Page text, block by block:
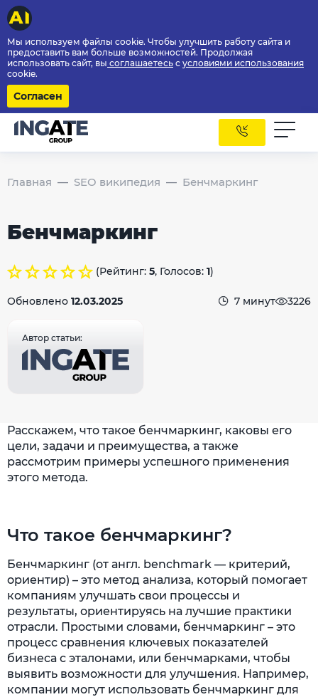
Мы используем файлы cookie. Чтобы улучшить работу сайта и
предоставить вам больше возможностей. Продолжая
использовать сайт, вы соглашаетесь с условиями использования
cookie.
Согласен
Главная SEO википедия Бенчмаркинг
Бенчмаркинг
(Рейтинг: 5, Голосов: 1)
Обновлено 12.03.2025 7 минут 3226
Автор статьи:
Расскажем, что такое бенчмаркинг, каковы его
цели, задачи и преимущества, а также
рассмотрим примеры успешного применения
этого метода.
Что такое бенчмаркинг?
Бенчмаркинг (от англ. benchmark — критерий,
ориентир) – это метод анализа, который помогает
компаниям улучшать свои процессы и
результаты, ориентируясь на лучшие практики
отрасли. Простыми словами, бенчмаркинг – это
процесс сравнения ключевых показателей
бизнеса с эталонами, или бенчмарками, чтобы
выявить возможности для улучшения. Например,
компании могут использовать бенчмаркинг для